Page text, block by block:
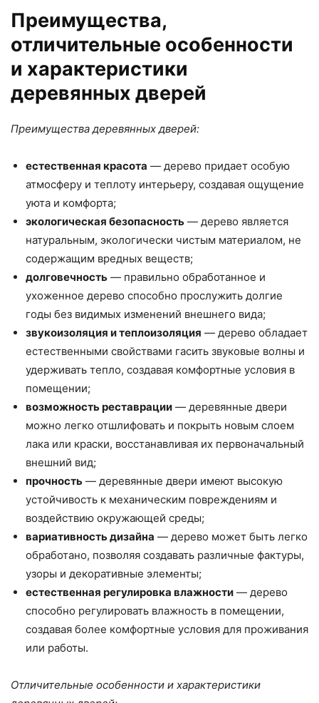
Преимущества,
отличительные особенности
и характеристики
деревянных дверей
Преимущества деревянных дверей:
естественная красота — дерево придает особую
атмосферу и теплоту интерьеру, создавая ощущение
уюта и комфорта;
экологическая безопасность — дерево является
натуральным, экологически чистым материалом, не
содержащим вредных веществ;
долговечность — правильно обработанное и
ухоженное дерево способно прослужить долгие
годы без видимых изменений внешнего вида;
звукоизоляция и теплоизоляция — дерево обладает
естественными свойствами гасить звуковые волны и
удерживать тепло, создавая комфортные условия в
помещении;
возможность реставрации — деревянные двери
можно легко отшлифовать и покрыть новым слоем
лака или краски, восстанавливая их первоначальный
внешний вид;
прочность — деревянные двери имеют высокую
устойчивость к механическим повреждениям и
воздействию окружающей среды;
вариативность дизайна — дерево может быть легко
обработано, позволяя создавать различные фактуры,
узоры и декоративные элементы;
естественная регулировка влажности — дерево
способно регулировать влажность в помещении,
создавая более комфортные условия для проживания
или работы.
Отличительные особенности и характеристики